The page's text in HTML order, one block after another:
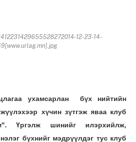
12-23-14-
ухамсарлан бүх нийтийн
хүчин зүтгэж яваа клуб
Үргэлж шинийг илэрхийлж,
бүхнийг мэдрүүлдэг тус клуб